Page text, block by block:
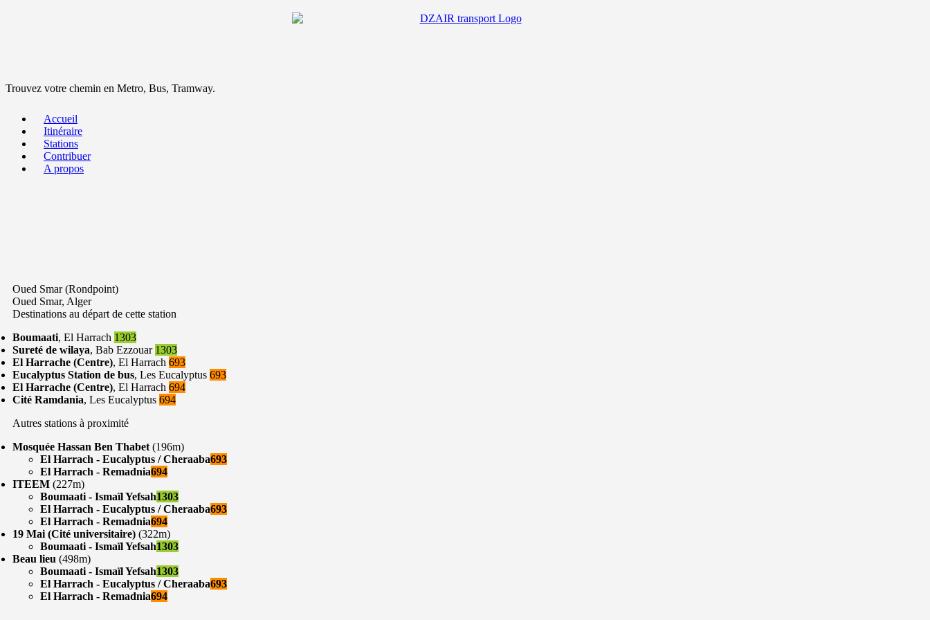
Trouvez votre chemin en Metro, Bus, Tramway.
Accueil
Itinéraire
Stations
Contribuer
A propos
Oued Smar (Rondpoint)
Oued Smar, Alger
Destinations au départ de cette station
Boumaati, El Harrach 1303
Sureté de wilaya, Bab Ezzouar 1303
El Harrache (Centre), El Harrach 693
Eucalyptus Station de bus, Les Eucalyptus 693
El Harrache (Centre), El Harrach 694
Cité Ramdania, Les Eucalyptus 694
Autres stations à proximité
Mosquée Hassan Ben Thabet (196m)
El Harrach - Eucalyptus / Cheraaba693
El Harrach - Remadnia694
ITEEM (227m)
Boumaati - Ismaïl Yefsah1303
El Harrach - Eucalyptus / Cheraaba693
El Harrach - Remadnia694
19 Mai (Cité universitaire) (322m)
Boumaati - Ismaïl Yefsah1303
Beau lieu (498m)
Boumaati - Ismaïl Yefsah1303
El Harrach - Eucalyptus / Cheraaba693
El Harrach - Remadnia694